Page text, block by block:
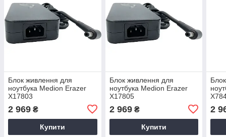
Блок живлення для
ноутбука Medion Erazer
X17803
2 969 ₴
Купити
Блок живлення для
ноутбука Medion Erazer
X17805
2 969₴
Купити
2